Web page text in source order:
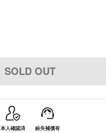
SOLD OUT
本人確認済 紛失補償有